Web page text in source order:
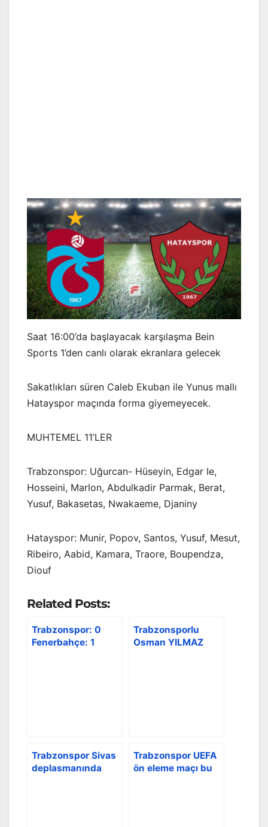
Saat 16:00’da başlayacak karşılaşma Bein
Sports 1’den canlı olarak ekranlara gelecek
Sakatlıkları süren Caleb Ekuban ile Yunus mallı
Hatayspor maçında forma giyemeyecek.
MUHTEMEL 11’LER
Trabzonspor: Uğurcan- Hüseyin, Edgar Ie,
Hosseini, Marlon, Abdulkadir Parmak, Berat,
Yusuf, Bakasetas, Nwakaeme, Djaniny
Hatayspor: Munir, Popov, Santos, Yusuf, Mesut,
Ribeiro, Aabid, Kamara, Traore, Boupendza,
Diouf
Related Posts:
Trabzonspor: 0
Fenerbahçe: 1
Trabzonsporlu
Osman YILMAZ
Trabzonspor Sivas
deplasmanında
Trabzonspor UEFA
ön eleme maçı bu